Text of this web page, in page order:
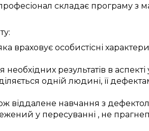
складає програму з
враховує особистісні
необхідних результатів в аспекті
одній людині, її
віддалене навчання з
у пересуванні , не прагне